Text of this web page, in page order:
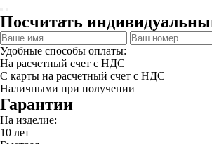
Посчитать
Удобные способы оплаты:
На расчетный счет с НДС
С карты на расчетный счет с НДС
Наличными при получении
Гарантии
На изделие:
10 лет